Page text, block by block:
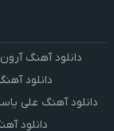
دانلود آهنگ
دانلود
دانلود آهنگ علی
دانلود